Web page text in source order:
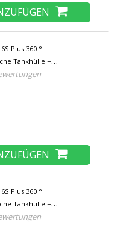
Plus 360 °
Tankhülle +
- Stoßfeste Abdeckung
Plus 360 °
Tankhülle +
- Stoßfeste Abdeckung